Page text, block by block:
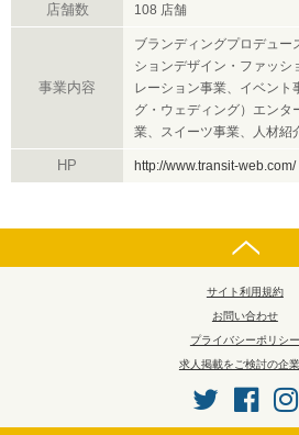
店舗数 108 店舗
事業内容
ブランディングプロデュー
ションデザイン・ファッシ
レーション事業、イベント
グ・ウェディング）エンタ
業、スイーツ事業、人材紹
HP http://www.transit-web.com/
サイト利用規約
お問い合わせ
プライバシーポリシー
求人掲載をご検討の企